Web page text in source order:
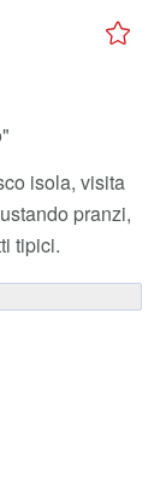
isola, visita
pranzi,
tipici.